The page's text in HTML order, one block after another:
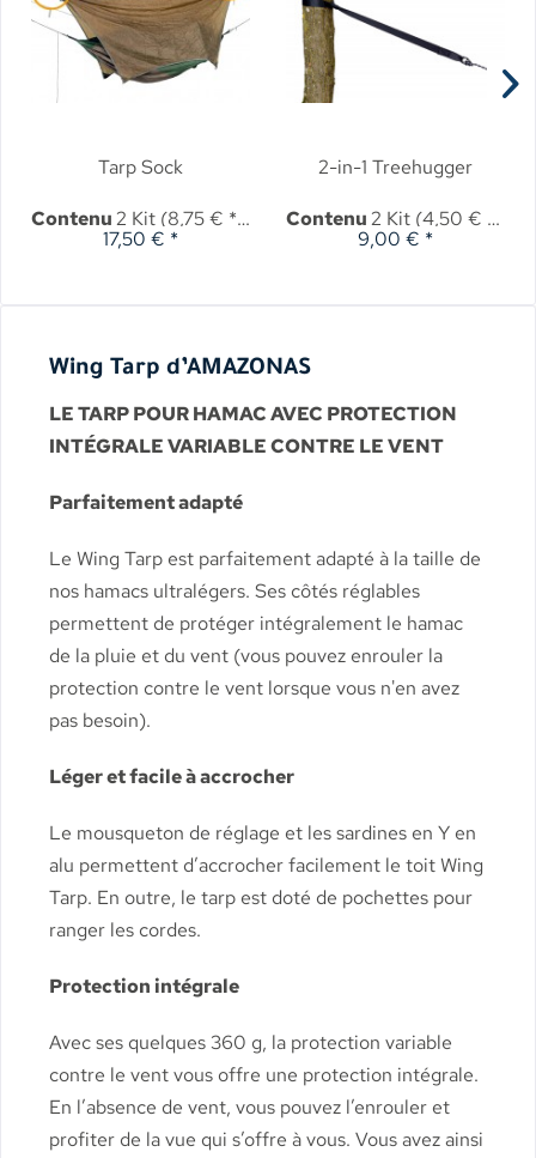
Tarp Sock
Contenu2 Kit (8,75 € * / 1 Kit)
17,50 € *
2-in-1 Treehugger
Contenu2 Kit (4,50 € * / 1 Kit)
9,00 € *
Wing Tarp d’AMAZONAS
LE TARP POUR HAMAC AVEC PROTECTION
INTÉGRALE VARIABLE CONTRE LE VENT
Parfaitement adapté
Le Wing Tarp est parfaitement adapté à la taille de
nos hamacs ultralégers. Ses côtés réglables
permettent de protéger intégralement le hamac
de la pluie et du vent (vous pouvez enrouler la
protection contre le vent lorsque vous n'en avez
pas besoin).
Léger et facile à accrocher
Le mousqueton de réglage et les sardines en Y en
alu permettent d’accrocher facilement le toit Wing
Tarp. En outre, le tarp est doté de pochettes pour
ranger les cordes.
Protection intégrale
Avec ses quelques 360 g, la protection variable
contre le vent vous offre une protection intégrale.
En l’absence de vent, vous pouvez l’enrouler et
profiter de la vue qui s’offre à vous. Vous avez ainsi